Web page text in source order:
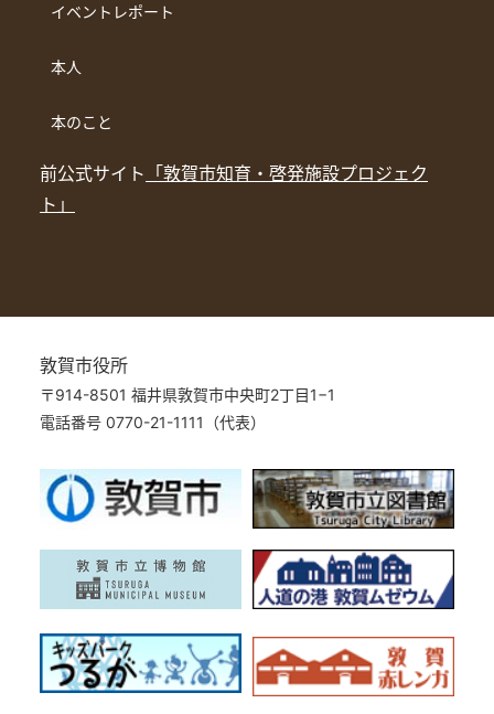
イベントレポート
本人
本のこと
前公式サイト 「敦賀市知育・啓発施設プロジェク
ト」
敦賀市役所
〒914-8501 福井県敦賀市中央町2丁目1−1
電話番号 0770-21-1111（代表）